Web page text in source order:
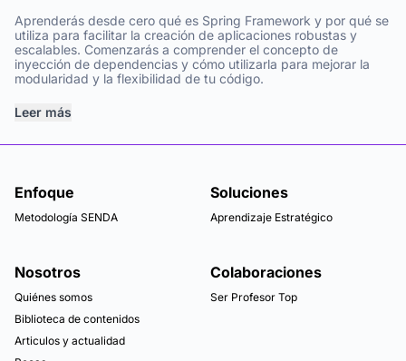
Aprenderás desde cero qué es Spring Framework y por qué se
utiliza para facilitar la creación de aplicaciones robustas y
escalables. Comenzarás a comprender el concepto de
inyección de dependencias y cómo utilizarla para mejorar la
modularidad y la flexibilidad de tu código.
Leer más
Enfoque
Metodología SENDA
Soluciones
Aprendizaje Estratégico
Nosotros
Quiénes somos
Biblioteca de contenidos
Articulos y actualidad
Colaboraciones
Ser Profesor Top